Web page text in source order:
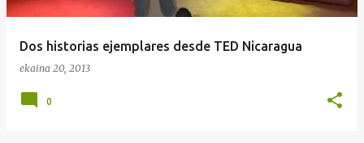
Dos historias ejemplares desde TED Nicaragua
ekaina 20, 2013
0